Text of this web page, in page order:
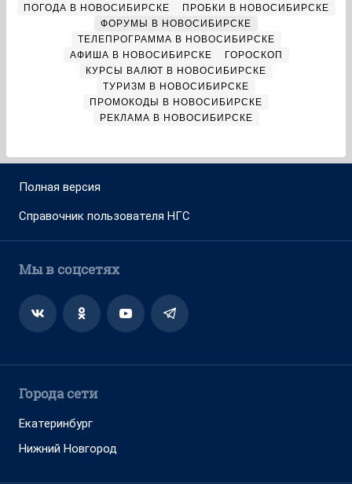
ПОГОДА В НОВОСИБИРСКЕ
ПРОБКИ В НОВОСИБИРСКЕ
ФОРУМЫ В НОВОСИБИРСКЕ
ТЕЛЕПРОГРАММА В НОВОСИБИРСКЕ
АФИША В НОВОСИБИРСКЕ
ГОРОСКОП
КУРСЫ ВАЛЮТ В НОВОСИБИРСКЕ
ТУРИЗМ В НОВОСИБИРСКЕ
ПРОМОКОДЫ В НОВОСИБИРСКЕ
РЕКЛАМА В НОВОСИБИРСКЕ
Полная версия
Справочник пользователя НГС
Мы в соцсетях
Города сети
Екатеринбург
Нижний Новгород